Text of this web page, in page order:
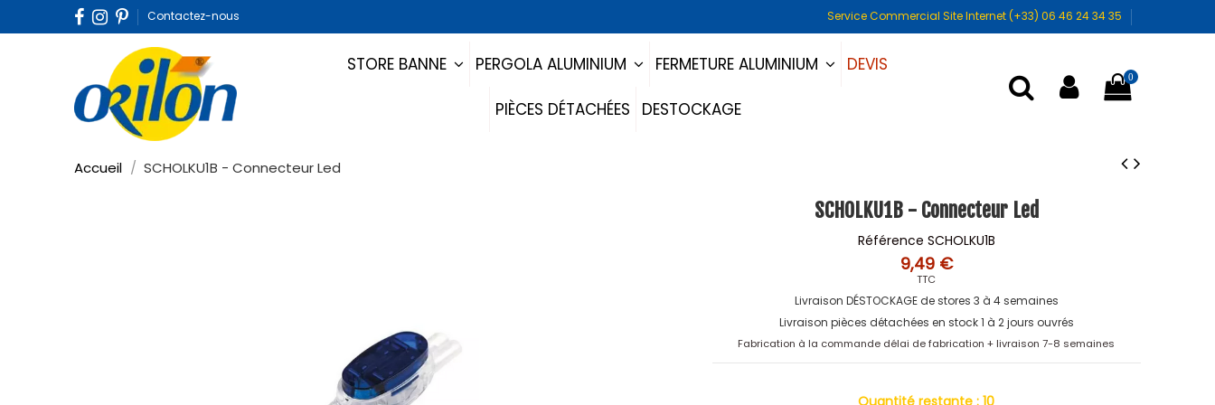
Contactez-nous Service Commercial Site Internet (+33) 06 46 24 34 35
STORE BANNE PERGOLA ALUMINIUM FERMETURE ALUMINIUM DEVIS
PIÈCES DÉTACHÉES DESTOCKAGE
0
Accueil SCHOLKU1B - Connecteur Led
SCHOLKU1B - Connecteur Led
Référence SCHOLKU1B
9,49 €
TTC
Livraison DÉSTOCKAGE de stores 3 à 4 semaines
Livraison pièces détachées en stock 1 à 2 jours ouvrés
Fabrication à la commande délai de fabrication + livraison 7-8 semaines